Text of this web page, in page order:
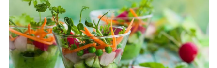
рецепт марципановую начинку. Поверьте: получилось просто
идеально!